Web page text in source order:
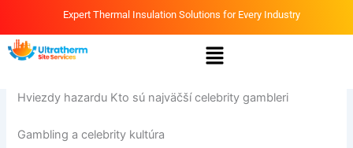
content
Expert Thermal Insulation Solutions for Every Industry
Menu
Hviezdy hazardu Kto sú najväčší celebrity gambleri
Gambling a celebrity kultúra